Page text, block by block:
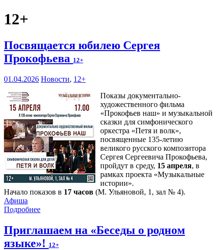
12+
Посвящается юбилею Сергея
Прокофьева 12+
01.04.2026 Новости, 12+
Показы документально-
художественного фильма
«Прокофьев наш» и музыкальной
сказки для симфонического
оркестра «Петя и волк»,
посвященные 135-летию
великого русского композитора
Сергея Сергеевича Прокофьева,
пройдут в среду, 15 апреля, в
рамках проекта «Музыкальные
истории».
Начало показов в 17 часов (М. Ульяновой, 1, зал № 4).
Афиша
Подробнее
Приглашаем на «Беседы о родном
языке»! 12+